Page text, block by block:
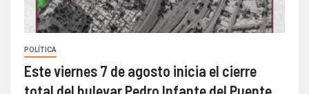
POLÍTICA
Este viernes 7 de agosto inicia el cierre
total del bulevar Pedro Infante del Puente